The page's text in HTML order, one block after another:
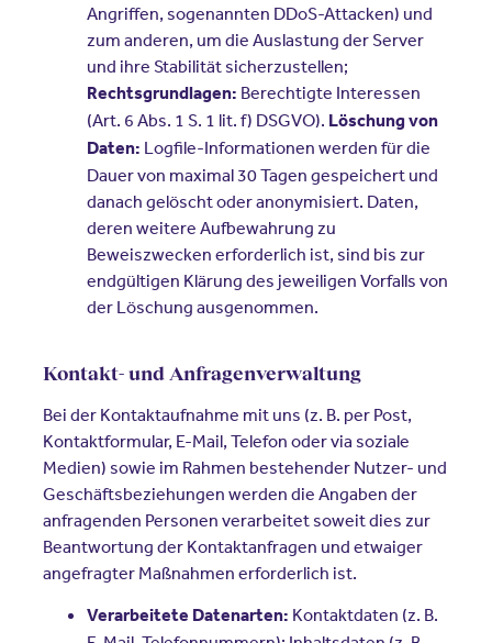
Angriffen, sogenannten DDoS-Attacken) und
zum anderen, um die Auslastung der Server
und ihre Stabilität sicherzustellen;
Rechtsgrundlagen: Berechtigte Interessen
(Art. 6 Abs. 1 S. 1 lit. f) DSGVO). Löschung von
Daten: Logfile-Informationen werden für die
Dauer von maximal 30 Tagen gespeichert und
danach gelöscht oder anonymisiert. Daten,
deren weitere Aufbewahrung zu
Beweiszwecken erforderlich ist, sind bis zur
endgültigen Klärung des jeweiligen Vorfalls von
der Löschung ausgenommen.
Kontakt- und Anfragenverwaltung
Bei der Kontaktaufnahme mit uns (z. B. per Post,
Kontaktformular, E-Mail, Telefon oder via soziale
Medien) sowie im Rahmen bestehender Nutzer- und
Geschäftsbeziehungen werden die Angaben der
anfragenden Personen verarbeitet soweit dies zur
Beantwortung der Kontaktanfragen und etwaiger
angefragter Maßnahmen erforderlich ist.
Verarbeitete Datenarten: Kontaktdaten (z. B.